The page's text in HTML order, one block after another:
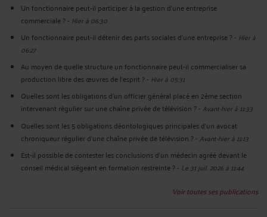
Un fonctionnaire peut-il participer à la gestion d’une entreprise
commerciale ?- Hier à 06:30
Un fonctionnaire peut-il détenir des parts sociales d’une entreprise ?- Hier à
06:27
Au moyen de quelle structure un fonctionnaire peut-il commercialiser sa
production libre des œuvres de l’esprit ?- Hier à 05:31
Quelles sont les obligations d’un officier général placé en 2ème section
intervenant régulier sur une chaîne privée de télévision ?-Avant-hier à 11:33
Quelles sont les 5 obligations déontologiques principales d’un avocat
chroniqueur régulier d’une chaîne privée de télévision ?-Avant-hier à 11:13
Est-il possible de contester les conclusions d’un médecin agréé devant le
conseil médical siégeant en formation restreinte ?- Le 31 juil. 2026 à 11:44
Voir toutes ses publications